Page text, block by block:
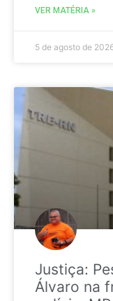
VER MATÉRIA »
5 de agosto de
Justiça:
Álvaro na